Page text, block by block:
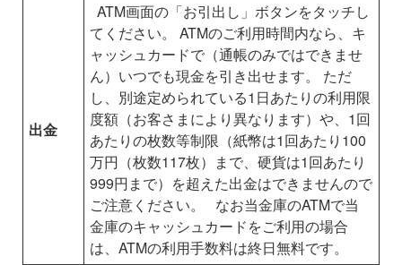
出金
ATM画面の「お引出し」ボタンをタッチし
てください。
ATMのご利用時間内なら、キ
ャッシュカードで（通帳のみではできませ
ん）いつでも現金を引き出せます。
ただ
し、別途定められている1日あたりの利用限
度額（お客さまにより異なります）や、1回
あたりの枚数等制限（紙幣は1回あたり100
万円（枚数117枚）まで、硬貨は1回あたり
999円まで）を超えた出金はできませんので
ご注意ください。
なお当金庫のATMで当
金庫のキャッシュカードをご利用の場合
は、ATMの利用手数料は終日無料です。